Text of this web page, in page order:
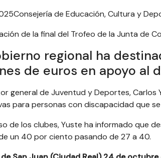
Consejería de Educación, Cultura y
de la final del Trofeo de la Junta de
regional ha
de euros en apoyo al
general de Juventud y Deportes, Carlos
para personas con discapacidad que
de los clubes, Yuste ha informado que
un 40 por ciento pasando de 27 a 40.